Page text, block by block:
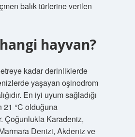
balık türlerine verilen
hayvan?
kadar derinliklerde
yaşayan oşinodrom
En iyi uyum sağladığı
21 °C olduğuna
Çoğunlukla Karadeniz,
Denizi, Akdeniz ve